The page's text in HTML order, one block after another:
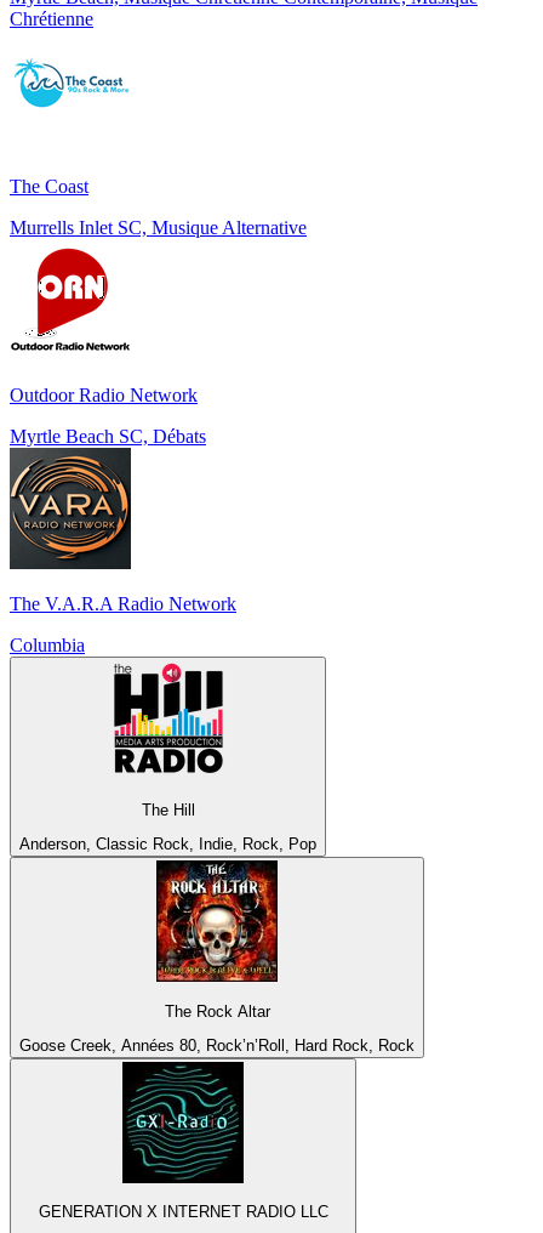
Chrétienne
The Coast
Murrells Inlet SC, Musique Alternative
Outdoor Radio Network
Myrtle Beach SC, Débats
The V.A.R.A Radio Network
Columbia
The Hill
Anderson, Classic Rock, Indie, Rock, Pop
The Rock Altar
Goose Creek, Années 80, Rock’n’Roll, Hard Rock, Rock
GENERATION X INTERNET RADIO LLC